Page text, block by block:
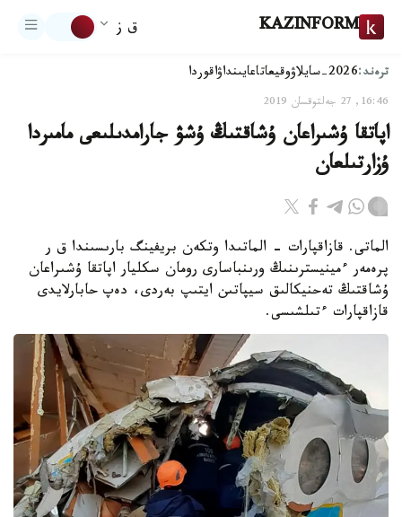
KAZINFORM ق ز
ترەند:2026-سايلاۋ وقيعاتاعايىنداۋاقوردا
16:46, 27 جەلتوقسان 2019
اپاتقا ۇشىراعان ۇشاقتىڭ ۇشۋ جارامدىلىعى مامىردا
ۇزارتىلعان
الماتى. قازاقپارات - الماتىدا وتكەن بريفينگ بارىسىندا ق ر
پرەمەر ءمينيسترىنىڭ ورىنباسارى رومان سكليار اپاتقا ۇشىراعان
ۇشاقتىڭ تەحنيكالىق سيپاتىن ايتىپ بەردى، دەپ حابارلايدى
قازاقپارات ءتىلشىسى.